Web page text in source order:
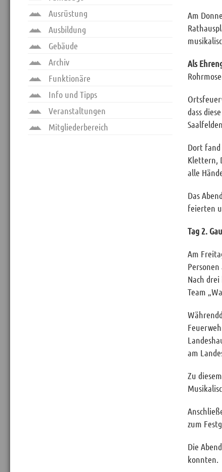
Ausrüstung
Ausbildung
Gebäude
Archiv
Funktionäre
Info und Tipps
Veranstaltungen
Mitgliederbereich
Am
Als
dass
Dort
Klettern,
alle
Das
feierten
Tag 2.
Am
Nach
Team
am
Zu
zum
Die
konnten.